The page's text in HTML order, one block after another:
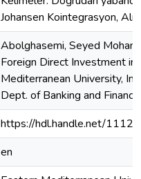
Johansen Kointegrasyon,
Abolghasemi, Seyed
Foreign Direct Investment in
Mediterranean University,
Dept. of Banking and
https://hdl.handle.net/
en